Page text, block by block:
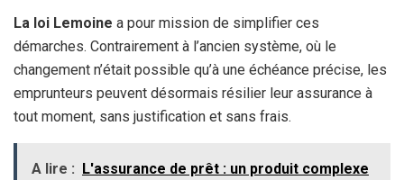
La loi Lemoine a pour mission de simplifier ces
démarches. Contrairement à l’ancien système, où le
changement n’était possible qu’à une échéance précise, les
emprunteurs peuvent désormais résilier leur assurance à
tout moment, sans justification et sans frais.
A lire :
L'assurance de prêt : un produit complexe